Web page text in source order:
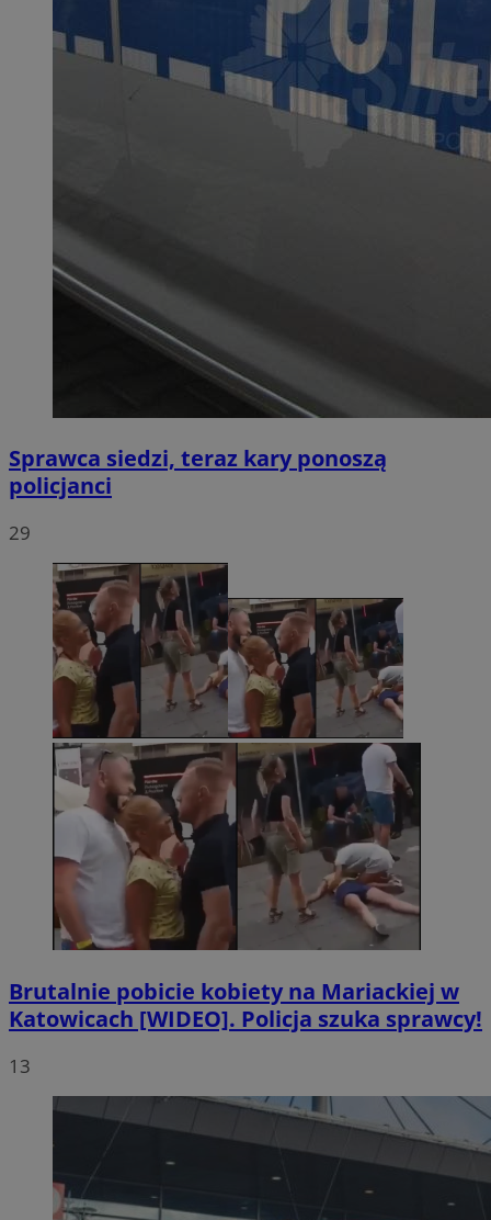
Sprawca siedzi, teraz kary ponoszą
policjanci
29
Brutalnie pobicie kobiety na Mariackiej w
Katowicach [WIDEO]. Policja szuka sprawcy!
13